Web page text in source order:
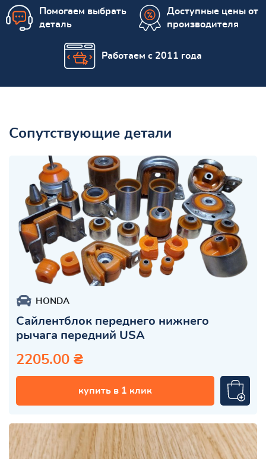
Помогаем выбрать
деталь
Доступные цены от
производителя
Работаем с 2011 года
Сопутствующие детали
HONDA
Сайлентблок переднего нижнего
рычага передний USA
2205.00 ₴
купить в 1 клик